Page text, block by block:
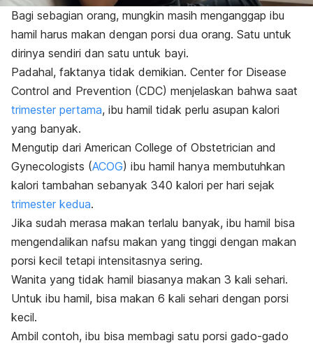
Bagi sebagian orang, mungkin masih menganggap ibu
hamil harus makan dengan porsi dua orang. Satu untuk
dirinya sendiri dan satu untuk bayi.
Padahal, faktanya tidak demikian. Center for Disease
Control and Prevention (CDC) menjelaskan bahwa saat
trimester pertama, ibu hamil tidak perlu asupan kalori
yang banyak.
Mengutip dari American College of Obstetrician and
Gynecologists (ACOG) ibu hamil hanya membutuhkan
kalori tambahan sebanyak 340 kalori per hari sejak
trimester kedua.
Jika sudah merasa makan terlalu banyak, ibu hamil bisa
mengendalikan nafsu makan yang tinggi dengan makan
porsi kecil tetapi intensitasnya sering.
Wanita yang tidak hamil biasanya makan 3 kali sehari.
Untuk ibu hamil, bisa makan 6 kali sehari dengan porsi
kecil.
Ambil contoh, ibu bisa membagi satu porsi gado-gado